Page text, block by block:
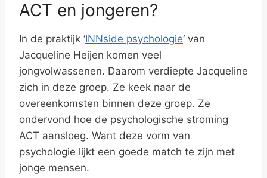
ACT en jongeren?
In de praktijk ‘INNside psychologie‘ van
Jacqueline Heijen komen veel
jongvolwassenen. Daarom verdiepte Jacqueline
zich in deze groep. Ze keek naar de
overeenkomsten binnen deze groep. Ze
ondervond hoe de psychologische stroming
ACT aansloeg. Want deze vorm van
psychologie lijkt een goede match te zijn met
jonge mensen.